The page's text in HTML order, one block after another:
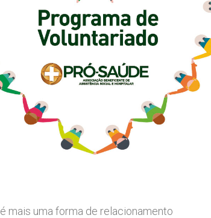
é mais uma forma de relacionamento